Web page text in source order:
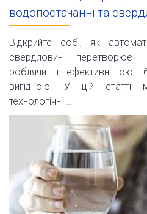
водопостачанні та
Відкрийте собі, як
свердловин перетворює
роблячи її ефективнішою,
вигідною. У цій статті
технологічні ...